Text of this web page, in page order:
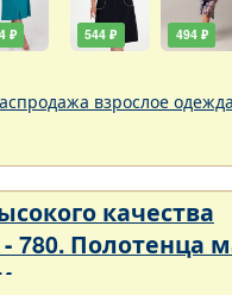
₽ 544 ₽ 494 ₽
взрослое
качества
780. Полотенца